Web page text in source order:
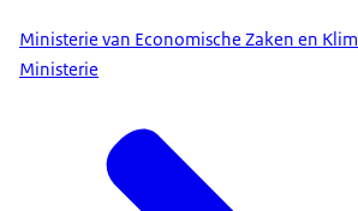
Ministerie van Economische Zaken en
Ministerie